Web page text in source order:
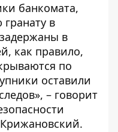
банкомата,
в
в
как правило,
по
оставили
– говорит